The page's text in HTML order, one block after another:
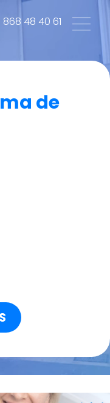
868 48 40 61
de